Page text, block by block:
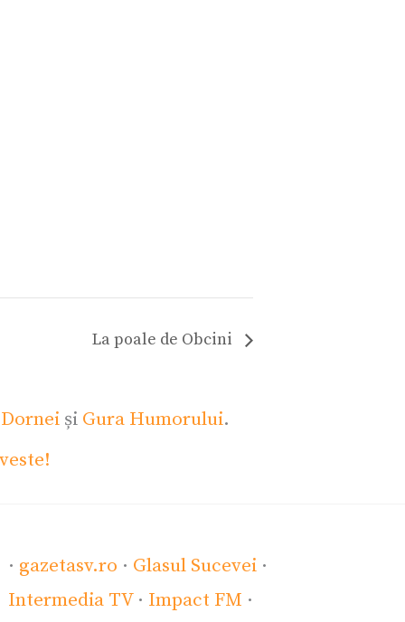
La poale de Obcini
și Gura Humorului.
· gazetasv.ro · Glasul Sucevei ·
Intermedia TV· Impact FM ·